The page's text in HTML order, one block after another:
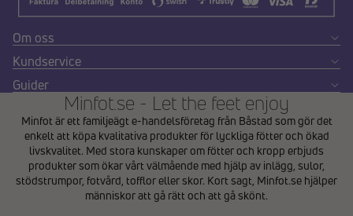
Om oss
Kundservice
Guider
Minfot.se - Let the feet enjoy
Minfot är ett familjeägt e-handelsföretag från Båstad som gör det
enkelt att köpa kvalitativa produkter för lyckliga fötter och ökad
livskvalitet. Med stora kunskaper om fötter och kropp erbjuds
produkter som ökar vårt välmående med hjälp av inlägg, sulor,
stödstrumpor, fotvård, tofflor eller skor. Kort sagt, Minfot.se hjälper
människor att gå rätt och att gå skönt.